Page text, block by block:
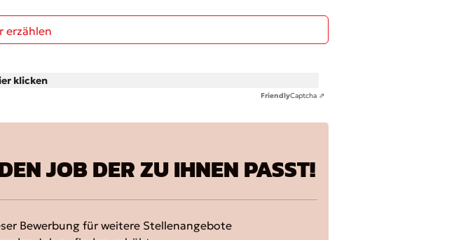
erzählen
klicken
FriendlyCaptcha ⇗
JOB DER ZU IHNEN PASST!
Bewerbung für weitere Stellenangebote